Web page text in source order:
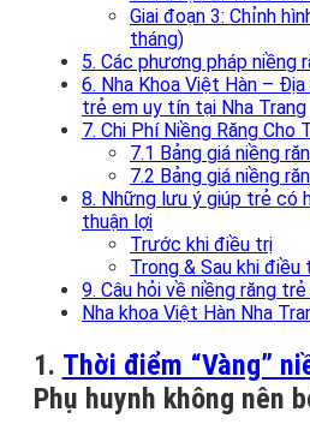
Giai đoạn 3: Chỉnh
tháng)
5. Các phương pháp niềng
6. Nha Khoa Việt Hàn –
trẻ em uy tín tại Nha Trang
7. Chi Phí Niềng Răng Cho
7.1 Bảng giá niềng
7.2 Bảng giá niềng
8. Những lưu ý giúp trẻ có
thuận lợi
Trước khi điều trị
Trong & Sau khi điều
9. Câu hỏi về niềng răng
Nha khoa Việt Hàn Nha
1. Thời điểm “Vàng”
Phụ huynh không nên